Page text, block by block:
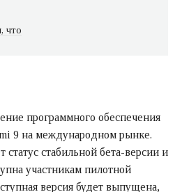
что
программного обеспечения
9 на международном рынке.
статус стабильной бета-версии и
участникам пилотной
версия будет выпущена,